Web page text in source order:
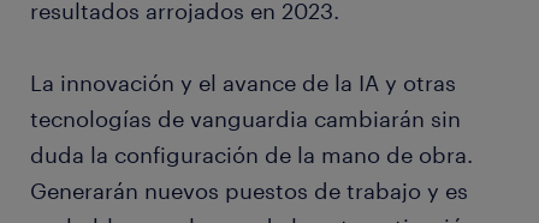
resultados arrojados en 2023.
La innovación y el avance de la IA y otras
tecnologías de vanguardia cambiarán sin
duda la configuración de la mano de obra.
Generarán nuevos puestos de trabajo y es